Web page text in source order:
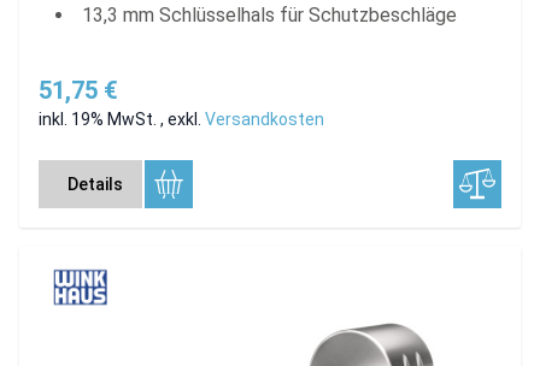
13,3 mm Schlüsselhals für Schutzbeschläge
51,75 €
inkl. 19% MwSt. , exkl. Versandkosten
Details